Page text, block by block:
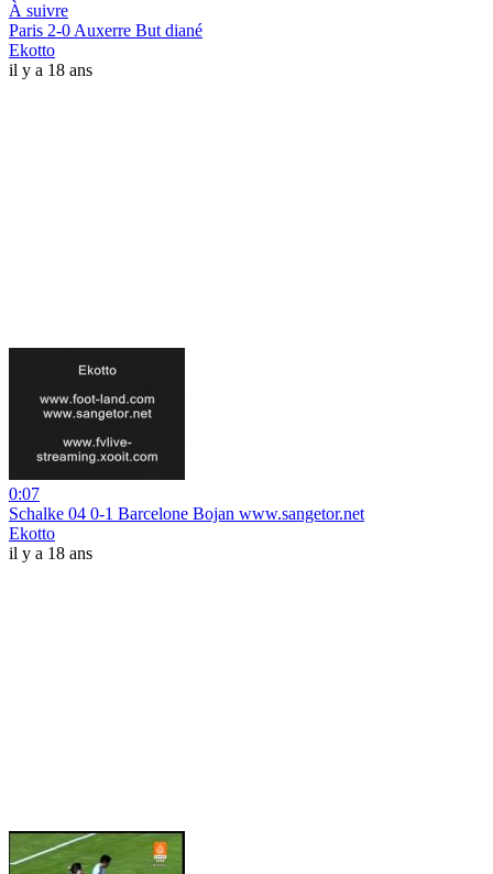
À suivre
Paris 2-0 Auxerre But diané
Ekotto
il y a 18 ans
0:07
Schalke 04 0-1 Barcelone Bojan www.sangetor.net
Ekotto
il y a 18 ans